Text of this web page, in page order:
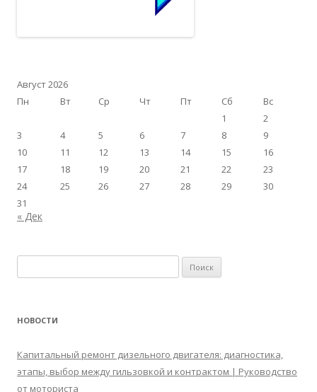
Август 2026
Пн
Вт Ср Чт Пт Сб
Вс
1
2
3
4 5 6 7 8
9
10
11 12 13 14 15
16
17
18 19 20 21 22
23
24
25 26 27 28 29
30
31
« Дек
НОВОСТИ
Капитальный ремонт дизельного двигателя: диагностика,
этапы, выбор между гильзовкой и контрактом | Руководство
от моториста